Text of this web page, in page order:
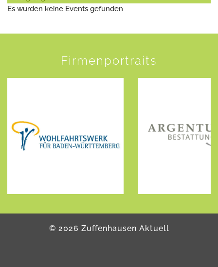
Es wurden keine Events gefunden
Firmenportraits
© 2026 Zuffenhausen Aktuell